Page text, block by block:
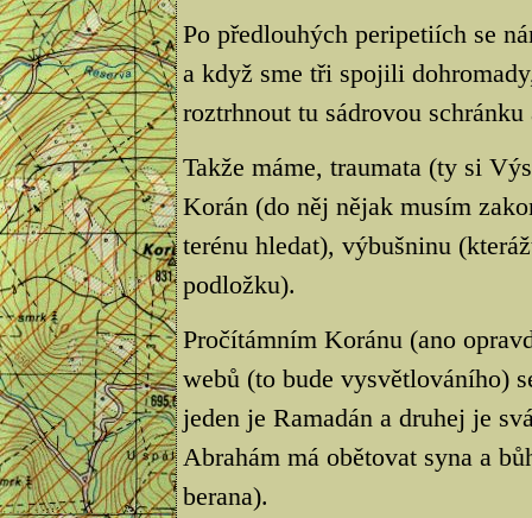
Po předlouhých peripetiích se
a když sme tři spojili
roztrhnout tu sádrovou
Takže máme, traumata (ty si
Korán (do něj nějak musím
terénu hledat), výbušninu
podložku).
Pročítámním Koránu (ano
webů (to bude vysvětlováního)
jeden je Ramadán a druhej je
Abrahám má obětovat syna a
berana).